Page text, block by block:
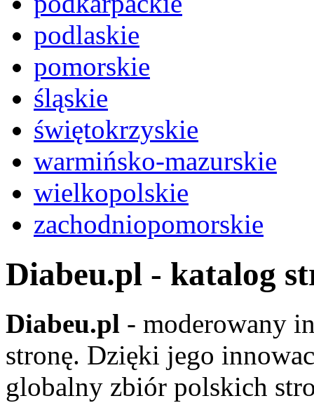
podlaskie
pomorskie
śląskie
świętokrzyskie
warmińsko-mazurskie
wielkopolskie
zachodniopomorskie
Diabeu.pl - katalog
Diabeu.pl - moderowany
stronę. Dzięki jego
globalny zbiór polskich